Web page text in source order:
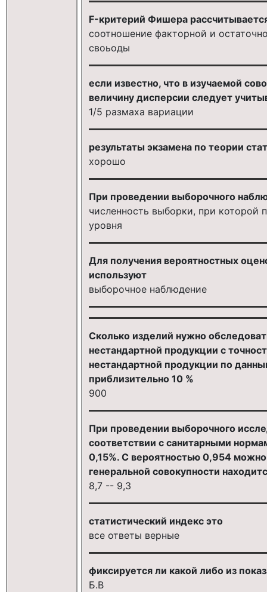
F-критерий Фишера
соотношение факторной и
своьоды
если известно, что в изучаемой
величину дисперсии следует
1/5 размаха вариации
результаты экзамена по теории
хорошо
При проведении выборочного
численность выборки, при которой
уровня
Для получения вероятностных
используют
выборочное наблюдение
Сколько изделий нужно
нестандартной продукции с
нестандартной продукции по
приблизительно 10 %
900
При проведении выборочного
соответствии с санитарными
0,15%. С вероятностью 0,954
генеральной совокупности
8,7 -- 9,3
статистический индекс это
все ответы верные
фиксируется ли какой либо из
Б.В